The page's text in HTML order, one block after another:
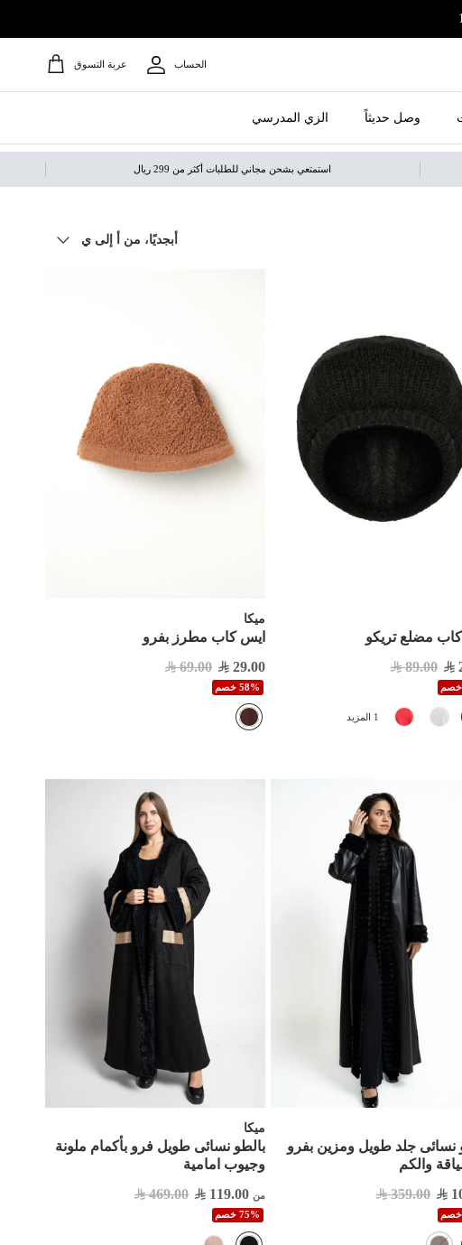
الحساب عربة التسوق
وصل حديثاً الزي المدرسي
استمتعي بشحن مجاني للطلبات أكثر من 299 ريال
ترتيب حسب
أبجديًا، من أ إلى ي
مضلع تريكو
89.00
1 المزيد
ميكا
ايس كاب مطرز بفرو
29.00
69.00
58% خصم
نسائى جلد طويل ومزين بفرو
والكم
359.00
ميكا
بالطو نسائى طويل فرو بأكمام ملونة
وجيوب امامية
من 119.00
469.00
75% خصم